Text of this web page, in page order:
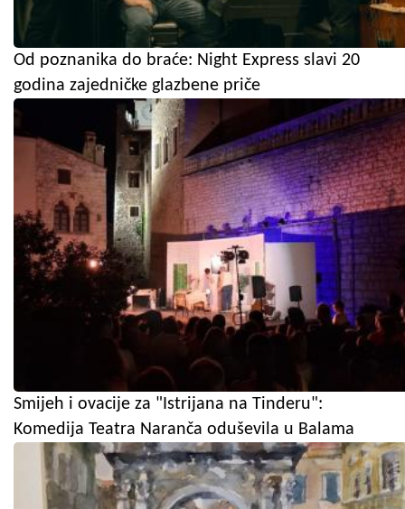
Od poznanika do braće: Night Express slavi 20
godina zajedničke glazbene priče
Smijeh i ovacije za "Istrijana na Tinderu":
Komedija Teatra Naranča oduševila u Balama